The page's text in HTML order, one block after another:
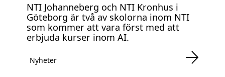
NTI Johanneberg och NTI Kronhus i
Göteborg är två av skolorna inom NTI
som kommer att vara först med att
erbjuda kurser inom AI.
Nyheter